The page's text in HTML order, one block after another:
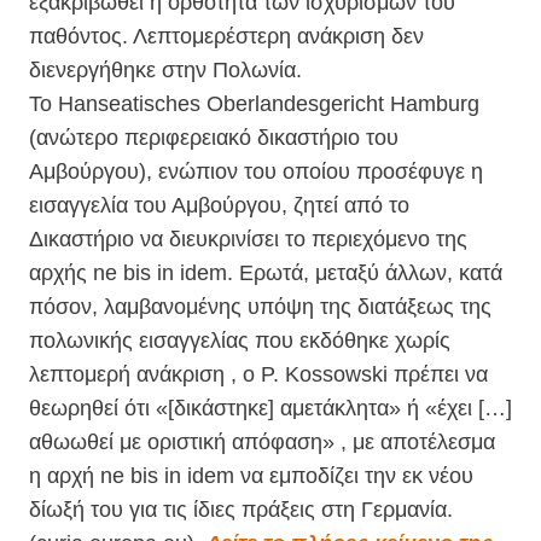
παθόντος. Λεπτομερέστερη ανάκριση δεν
διενεργήθηκε στην Πολωνία.
Το Hanseatisches Oberlandesgericht Hamburg
(ανώτερο περιφερειακό δικαστήριο του
Αμβούργου), ενώπιον του οποίου προσέφυγε η
εισαγγελία του Αμβούργου, ζητεί από το
Δικαστήριο να διευκρινίσει το περιεχόμενο της
αρχής ne bis in idem. Ερωτά, μεταξύ άλλων, κατά
πόσον, λαμβανομένης υπόψη της διατάξεως της
πολωνικής εισαγγελίας που εκδόθηκε χωρίς
λεπτομερή ανάκριση , ο P. Kossowski πρέπει να
θεωρηθεί ότι «[δικάστηκε] αμετάκλητα» ή «έχει […]
αθωωθεί με οριστική απόφαση» , με αποτέλεσμα
η αρχή ne bis in idem να εμποδίζει την εκ νέου
δίωξή του για τις ίδιες πράξεις στη Γερμανία.